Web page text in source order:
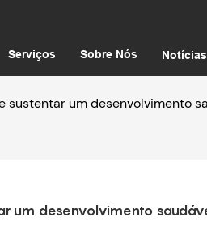
Serviços Sobre Nós Notícias
sustentar um desenvolvimento
um desenvolvimento